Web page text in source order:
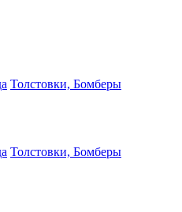
Толстовки, Бомберы
Толстовки, Бомберы